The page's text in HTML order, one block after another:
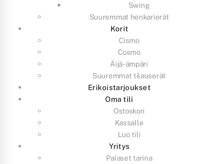
Swing
Suuremmat henkarierät
Korit
Cismo
Cosmo
Äijä-ämpäri
Suuremmat tilauserät
Erikoistarjoukset
Oma tili
Ostoskori
Kassalle
Luo tili
Yritys
Palaset tarina